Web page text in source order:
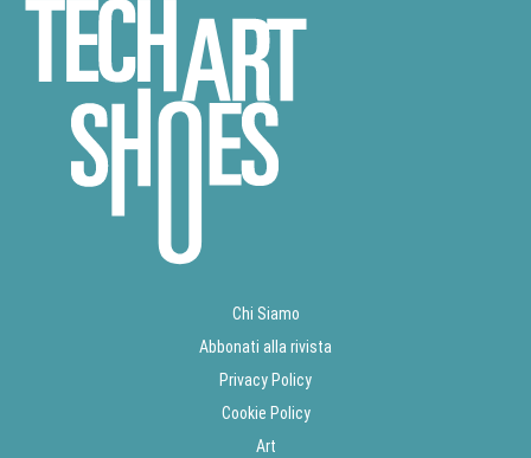
Chi Siamo
Abbonati alla rivista
Privacy Policy
Cookie Policy
Art